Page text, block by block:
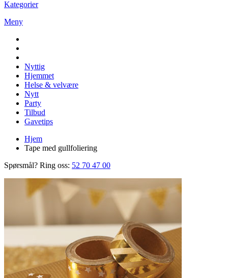
Kategorier
Meny
Nyttig
Hjemmet
Helse & velvære
Nytt
Party
Tilbud
Gavetips
Hjem
Tape med gullfoliering
Spørsmål? Ring oss: 52 70 47 00